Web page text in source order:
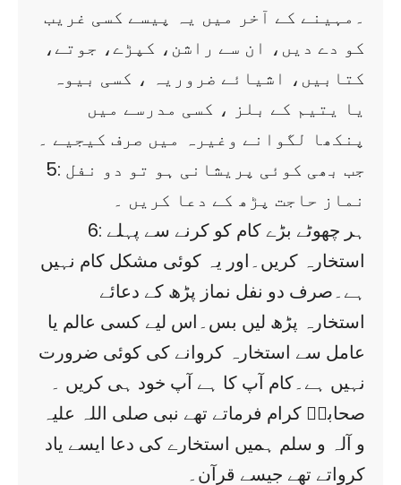
۔مہینے کے آخر میں یہ پیسے کسی غریب
کو دے دیں، ان سے راشن، کپڑے، جوتے،
کتابیں، اشیائے ضروریہ ، کسی بیوہ
یا یتیم کے بلز ، کسی مدرسے میں
پنکھا لگوانے وغیرہ میں صرف کیجیے ۔
5: جب بھی کوئی پریشانی ہو تو دو نفل
نماز حاجت پڑھ کے دعا کریں ۔
6: ہر چھوٹے بڑے کام کو کرنے سے پہلے
استخارہ کریں۔اور یہ کوئی مشکل کام نہیں
ہے۔صرف دو نفل نماز پڑھ کے دعائے
استخارہ پڑھ لیں بس۔اس لیے کسی عالم یا
عامل سے استخارہ کروانے کی کوئی ضرورت
نہیں ہے۔کام آپ کا ہے آپ خود ہی کریں ۔
صحابہؓ کرام فرماتے تھے نبی صلی اللہ علیہ
و آلہ و سلم ہمیں استخارے کی دعا ایسے یاد
کرواتے تھے جیسے قرآن۔